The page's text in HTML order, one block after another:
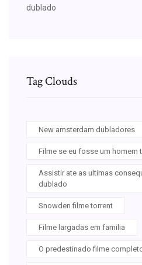
dublado
Tag Clouds
New amsterdam dubladores
Filme se eu fosse um homem
Assistir ate as ultimas
dublado
Snowden filme torrent
Filme largadas em familia
O predestinado filme